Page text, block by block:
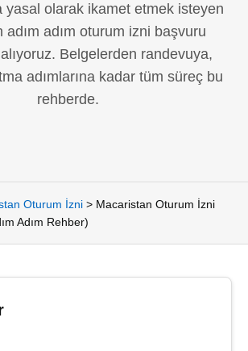
yasal olarak ikamet etmek isteyen
adım adım oturum izni başvuru
Belgelerden randevuya,
adımlarına kadar tüm süreç bu
rehberde.
Oturum İzni > Macaristan Oturum İzni
Adım Rehber)